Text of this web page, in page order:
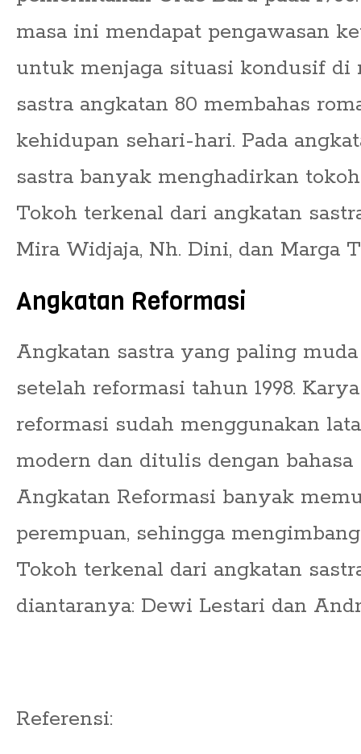
masa ini mendapat pengawasan
untuk menjaga situasi kondusif di
sastra angkatan 80 membahas
kehidupan sehari-hari. Pada
sastra banyak menghadirkan
Tokoh terkenal dari angkatan
Mira Widjaja, Nh. Dini, dan Marga
Angkatan Reformasi
Angkatan sastra yang paling
setelah reformasi tahun 1998.
reformasi sudah menggunakan
modern dan ditulis dengan bahasa
Angkatan Reformasi banyak
perempuan, sehingga
Tokoh terkenal dari angkatan
diantaranya: Dewi Lestari dan
Referensi: